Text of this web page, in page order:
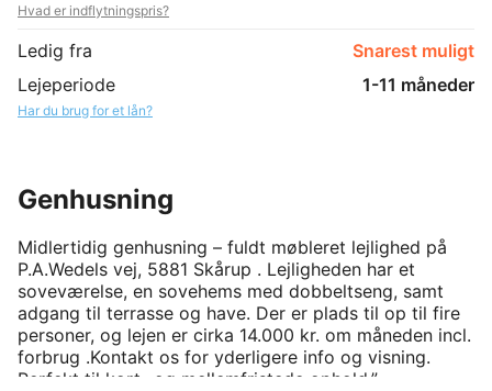
Hvad er indflytningspris?
Ledig fra
Snarest muligt
Lejeperiode
1-11 måneder
Har du brug for et lån?
Genhusning
Midlertidig genhusning – fuldt møbleret lejlighed på
P.A.Wedels vej, 5881 Skårup . Lejligheden har et
soveværelse, en sovehems med dobbeltseng, samt
adgang til terrasse og have. Der er plads til op til fire
personer, og lejen er cirka 14.000 kr. om måneden incl.
forbrug .Kontakt os for yderligere info og visning.
Perfekt til kort- og mellemfristede ophold.”